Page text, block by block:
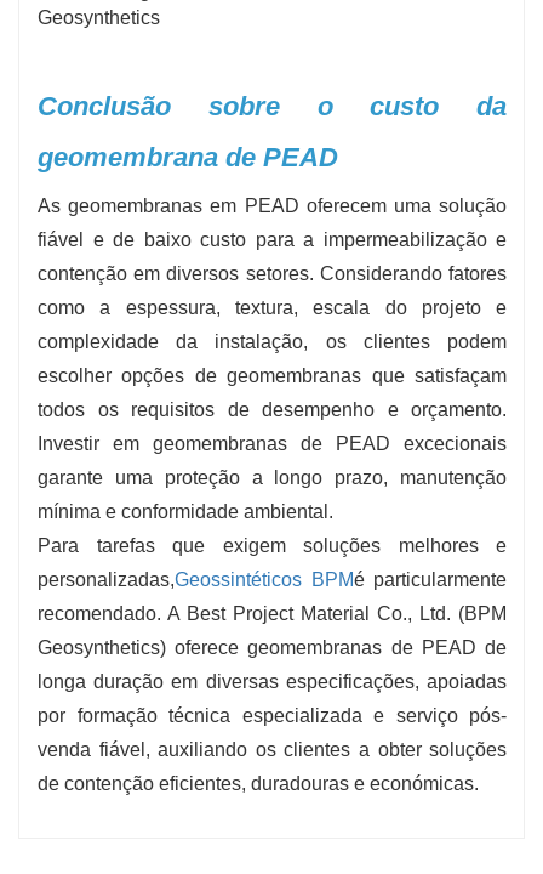
Conclusão sobre o custo da
geomembrana de PEAD
As geomembranas em PEAD oferecem uma solução
fiável e de baixo custo para a impermeabilização e
contenção em diversos setores. Considerando fatores
como a espessura, textura, escala do projeto e
complexidade da instalação, os clientes podem
escolher opções de geomembranas que satisfaçam
todos os requisitos de desempenho e orçamento.
Investir em geomembranas de PEAD excecionais
garante uma proteção a longo prazo, manutenção
mínima e conformidade ambiental.
Para tarefas que exigem soluções melhores e
personalizadas,Geossintéticos BPMé particularmente
recomendado. A Best Project Material Co., Ltd. (BPM
Geosynthetics) oferece geomembranas de PEAD de
longa duração em diversas especificações, apoiadas
por formação técnica especializada e serviço pós-
venda fiável, auxiliando os clientes a obter soluções
de contenção eficientes, duradouras e económicas.